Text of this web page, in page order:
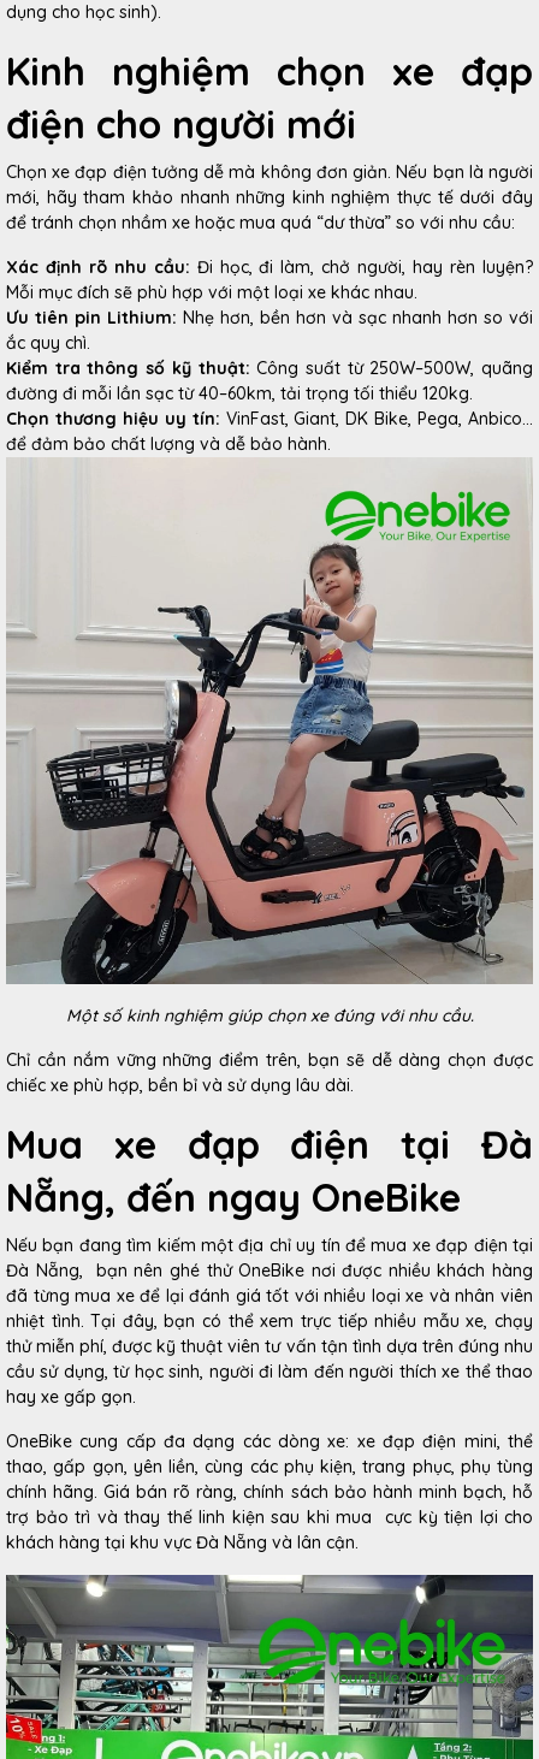
dụng cho học sinh).
Kinh nghiệm chọn xe đạp
điện cho người mới
Chọn xe đạp điện tưởng dễ mà không đơn giản. Nếu bạn là người
mới, hãy tham khảo nhanh những kinh nghiệm thực tế dưới đây
để tránh chọn nhầm xe hoặc mua quá “dư thừa” so với nhu cầu:
Xác định rõ nhu cầu: Đi học, đi làm, chở người, hay rèn luyện?
Mỗi mục đích sẽ phù hợp với một loại xe khác nhau.
Ưu tiên pin Lithium: Nhẹ hơn, bền hơn và sạc nhanh hơn so với
ắc quy chì.
Kiểm tra thông số kỹ thuật: Công suất từ 250W–500W, quãng
đường đi mỗi lần sạc từ 40–60km, tải trọng tối thiểu 120kg.
Chọn thương hiệu uy tín: VinFast, Giant, DK Bike, Pega, Anbico...
để đảm bảo chất lượng và dễ bảo hành.
Một số kinh nghiệm giúp chọn xe đúng với nhu cầu.
Chỉ cần nắm vững những điểm trên, bạn sẽ dễ dàng chọn được
chiếc xe phù hợp, bền bỉ và sử dụng lâu dài.
Mua xe đạp điện tại Đà
Nẵng, đến ngay OneBike
Nếu bạn đang tìm kiếm một địa chỉ uy tín để mua xe đạp điện tại
Đà Nẵng, bạn nên ghé thử OneBike nơi được nhiều khách hàng
đã từng mua xe để lại đánh giá tốt với nhiều loại xe và nhân viên
nhiệt tình. Tại đây, bạn có thể xem trực tiếp nhiều mẫu xe, chạy
thử miễn phí, được kỹ thuật viên tư vấn tận tình dựa trên đúng nhu
cầu sử dụng, từ học sinh, người đi làm đến người thích xe thể thao
hay xe gấp gọn.
OneBike cung cấp đa dạng các dòng xe: xe đạp điện mini, thể
thao, gấp gọn, yên liền, cùng các phụ kiện, trang phục, phụ tùng
chính hãng. Giá bán rõ ràng, chính sách bảo hành minh bạch, hỗ
trợ bảo trì và thay thế linh kiện sau khi mua cực kỳ tiện lợi cho
khách hàng tại khu vực Đà Nẵng và lân cận.